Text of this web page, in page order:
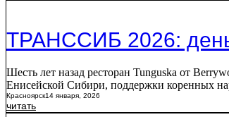
ТРАНССИБ 2026:
Шесть лет назад ресторан Tunguska от
Енисейской Сибири, поддержки коренных
Красноярск14 января, 2026
читать